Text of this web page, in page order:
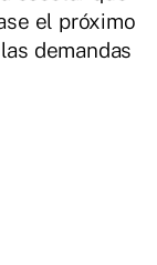
el próximo
demandas